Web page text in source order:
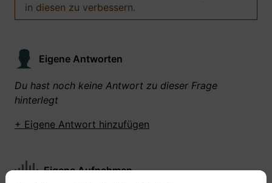
in diesen zu verbessern.
Eigene Antworten
Du hast noch keine Antwort zu dieser Frage
hinterlegt
+ Eigene Antwort hinzufügen
Eigene Aufnahmen